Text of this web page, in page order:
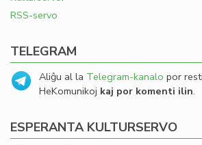
RSS-servo
TELEGRAM
Aliĝu al la Telegram-kanalo por
HeKomunikoj kaj por komenti ilin.
ESPERANTA KULTURSERVO